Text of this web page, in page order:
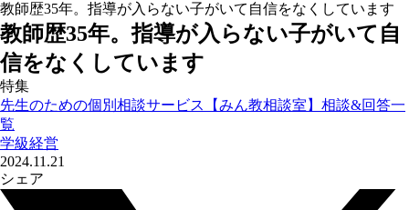
教師歴35年。指導が入らない子がいて自信をなくしています
教師歴35年。指導が入らない子がいて自
信をなくしています
特集
先生のための個別相談サービス【みん教相談室】相談&回答一
覧
学級経営
2024.11.21
シェア